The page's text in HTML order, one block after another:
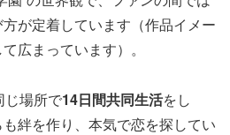
が定着しています（作品イメー
広まっています）。
じ場所で14日間共同生活をし
絆を作り、本気で恋を探してい